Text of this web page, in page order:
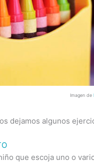
Imagen de
dejamos algunos
que escoja uno o